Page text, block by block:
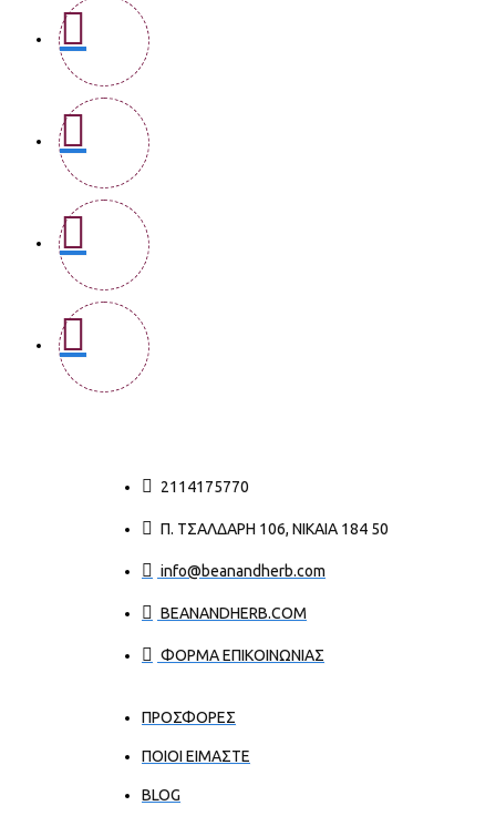
2114175770
Π. ΤΣΑΛΔΆΡΗ 106, ΝΊΚΑΙΑ 184 50
info@beanandherb.com
BEANANDHERB.COM
ΦΟΡΜΑ ΕΠΙΚΟΙΝΩΝΙΑΣ
ΠΡΟΣΦΟΡΕΣ
ΠΟΙΟΙ ΕΊΜΑΣΤΕ
BLOG